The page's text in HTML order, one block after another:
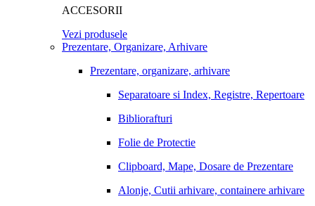
ACCESORII
Vezi produsele
Prezentare, Organizare, Arhivare
Prezentare, organizare, arhivare
Separatoare si Index, Registre, Repertoare
Bibliorafturi
Folie de Protectie
Clipboard, Mape, Dosare de Prezentare
Alonje, Cutii arhivare, containere arhivare